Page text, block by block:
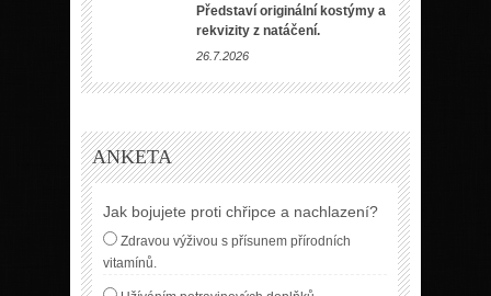
Představí originální kostýmy a
rekvizity z natáčení.
26.7.2026
ANKETA
Jak bojujete proti chřipce a nachlazení?
Zdravou výživou s přísunem přírodních
vitamínů.